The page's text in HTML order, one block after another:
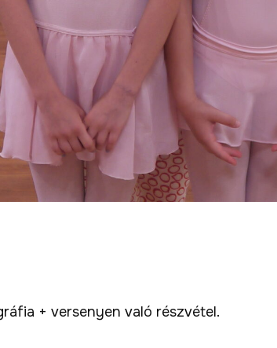
+ versenyen való részvétel.